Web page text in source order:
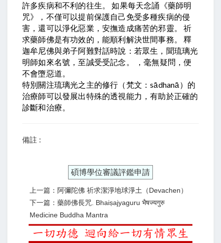
許多疾病和不利的往生。 如果每天念誦《藥師明
咒》，不僅可以提前保護自己免受多種疾病的侵
害，還可以淨化惡業，安撫造成痛苦的邪靈。 祈
求藥師佛是有功效的，能順利解決世間事務。 釋
迦牟尼佛與弟子阿難對話時說：若眾生，聞琉璃光
明師如來名號，至誠受受記念。 ，毫無疑問，便
不會墮惡道。
特別關注琉璃光之主的修行（梵文：sādhanā）的
治療師可以發展出特殊的透視能力，有助於正確的
診斷和治療。
備註 :
碩博學位審議評鑑申請
上一篇：阿彌陀佛 祈求潔淨地球淨土（Devachen）
下一篇：藥師佛長咒. Bhaiṣajyaguru भैषज्यगुरु
Medicine Buddha Mantra